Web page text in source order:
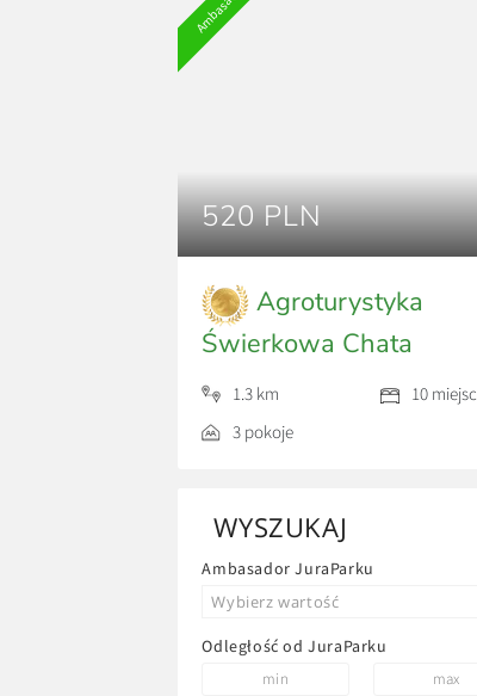
520 PLN
Agroturystyka
Świerkowa Chata
1.3 km
10 miejsc
3 pokoje
WYSZUKAJ
Ambasador JuraParku
Wybierz wartość
Odległość od JuraParku